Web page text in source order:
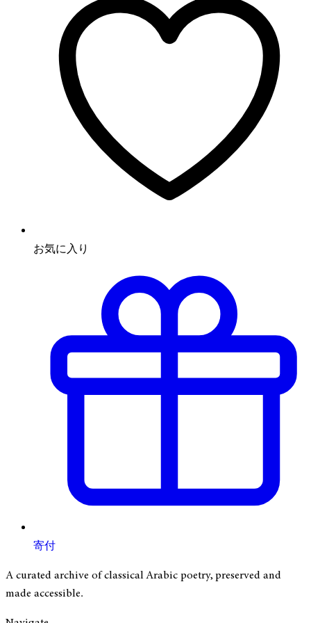
お気に入り
寄付
A curated archive of classical Arabic poetry, preserved and
made accessible.